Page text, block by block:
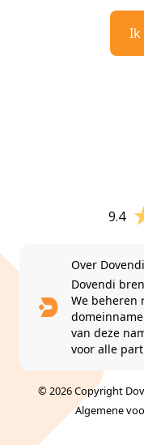
Ik
9.4
Over Dovendi
Dovendi
We beheren
van deze
voor alle
© 2026 Copyright
Algemene